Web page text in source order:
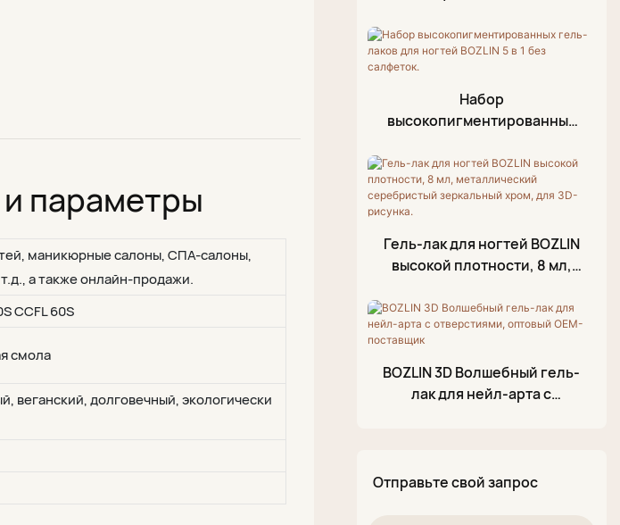
параметры
маникюрные салоны, СПА-салоны,
а также онлайн-продажи.
CCFL 60S
смола
веганский, долговечный, экологически
Верхнее покрытие с
температурным
Алмазное верхнее
Резиновое верхнее
покрытие
протирки
Гель для тиснения
Гель от трещин
Гель для штамповки
Масло для кутикулы
Фольгированный гель
Гель для 3D-
Гель-лак с эффектом
Акриловый маркер
Палитра «Блестящая
грязь»
Набор
высокопигментированных
BOZLIN 5 в 1 без салфеток.
Гель-лак для ногтей BOZLIN
высокой плотности, 8 мл,
серебристый зеркальный
хром, для 3D-рисунка.
BOZLIN 3D Волшебный гель-
лак для нейл-арта с
Отправьте свой запрос